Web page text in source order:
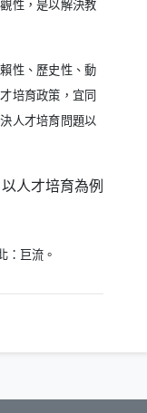
性，是以解決教
性、歷史性、動
培育政策，宜同
人才培育問題以
：巨流。